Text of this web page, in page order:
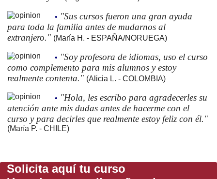
• "Sus cursos fueron una gran ayuda
para toda la familia antes de mudarnos al
extranjero." (María H. - ESPAÑA/NORUEGA)
• "Soy profesora de idiomas, uso el curso
como complemento para mis alumnos y estoy
realmente contenta." (Alicia L. - COLOMBIA)
• "Hola, les escribo para agradecerles su
atención ante mis dudas antes de hacerme con el
curso y para decirles que realmente estoy feliz con él."
(María P. - CHILE)
Solicita aquí tu curso